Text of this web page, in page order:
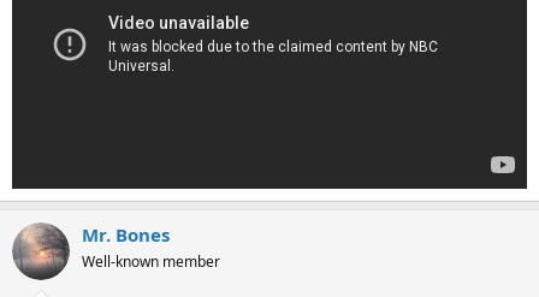
Mr. Bones
Well-known member